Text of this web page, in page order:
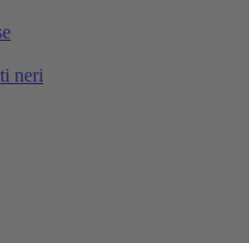
neri